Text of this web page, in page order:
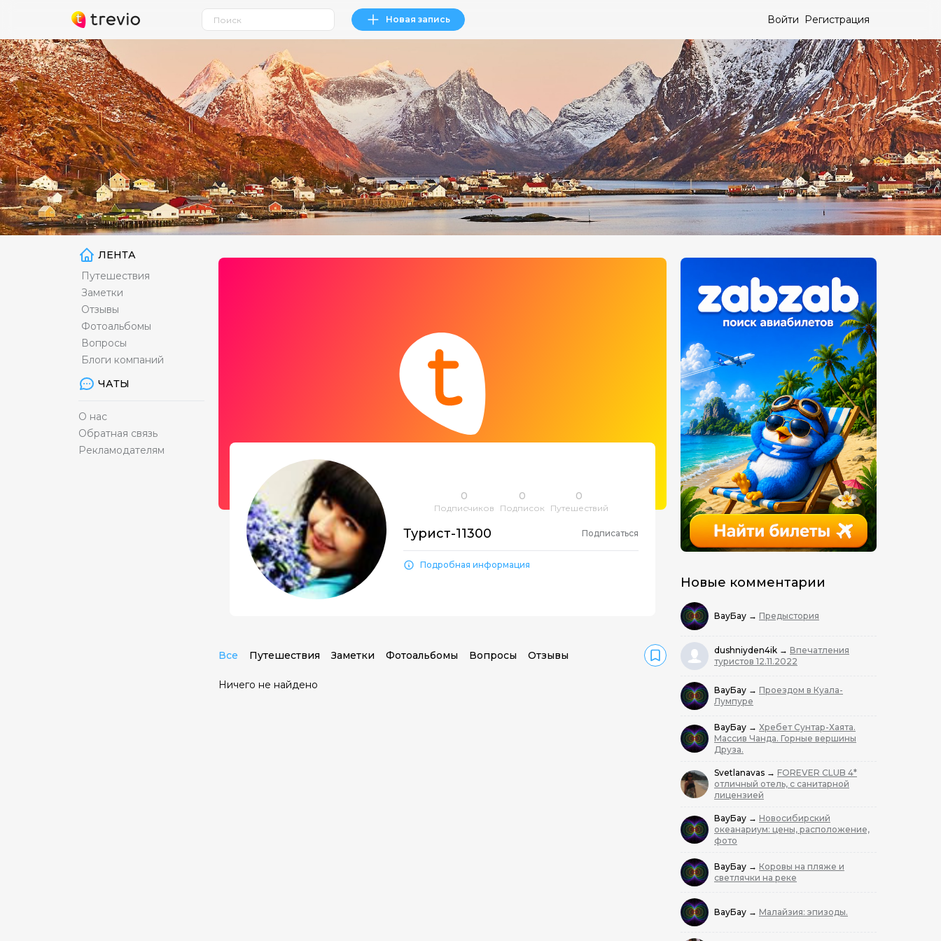
Новая запись Войти Регистрация
ЛЕНТА
Путешествия
Заметки
Отзывы
Фотоальбомы
Вопросы
Блоги компаний
ЧАТЫ
О нас
Обратная связь
Рекламодателям
Новые комментарии
ВауБау → Предыстория
dushniyden4ik → Впечатления
туристов 12.11.2022
ВауБау → Проездом в Куала-
Лумпуре
ВауБау → Хребет Сунтар-Хаята.
Массив Чанда. Горные вершины
Друза.
Svetlanavas → FOREVER CLUB 4*
отличный отель, с санитарной
лицензией
ВауБау → Новосибирский
океанариум: цены, расположение,
фото
ВауБау → Коровы на пляже и
светлячки на реке
ВауБау → Малайзия: эпизоды.
0
Подписчиков
0
Подписок
0
Путешествий
Турист-11300 Подписаться
Подробная информация
Все Путешествия Заметки Фотоальбомы Вопросы Отзывы
Ничего не найдено